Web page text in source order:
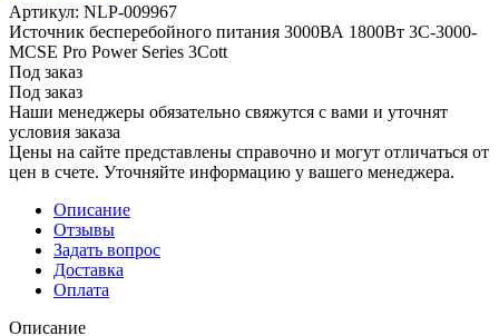
Артикул: NLP-009967
Источник бесперебойного питания 3000ВА 1800Вт 3C-3000-
MCSE Pro Power Series 3Cott
Под заказ
Под заказ
Наши менеджеры обязательно свяжутся с вами и уточнят
условия заказа
Цены на сайте представлены справочно и могут отличаться от
цен в счете. Уточняйте информацию у вашего менеджера.
Описание
Отзывы
Задать вопрос
Доставка
Оплата
Описание